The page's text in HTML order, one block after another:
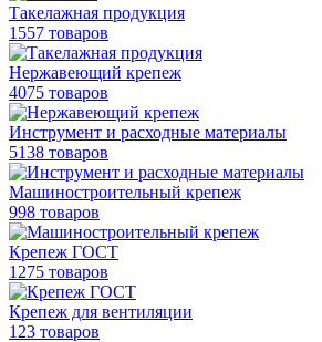
Такелажная продукция
1557 товаров
Нержавеющий крепеж
4075 товаров
Инструмент и расходные материалы
5138 товаров
Машиностроительный крепеж
998 товаров
Крепеж ГОСТ
1275 товаров
Крепеж для вентиляции
123 товаров